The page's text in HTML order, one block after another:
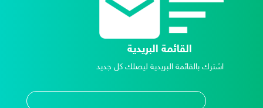
القائمة البريدية
اشترك بالقائمة البريدية ليصلك كل جديد